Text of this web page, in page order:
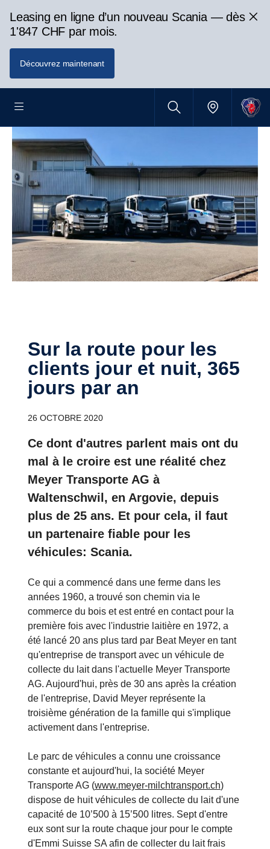
Leasing en ligne d’un nouveau Scania — dès
1'847 CHF par mois.
Découvrez maintenant
Sur la route pour les
clients jour et nuit, 365
jours par an
26 OCTOBRE 2020
Ce dont d'autres parlent mais ont du
mal à le croire est une réalité chez
Meyer Transporte AG à
Waltenschwil, en Argovie, depuis
plus de 25 ans. Et pour cela, il faut
un partenaire fiable pour les
véhicules: Scania.
Ce qui a commencé dans une ferme dans les
années 1960, a trouvé son chemin via le
commerce du bois et est entré en contact pour la
première fois avec l'industrie laitière en 1972, a
été lancé 20 ans plus tard par Beat Meyer en tant
qu'entreprise de transport avec un véhicule de
collecte du lait dans l'actuelle Meyer Transporte
AG. Aujourd'hui, près de 30 ans après la création
de l'entreprise, David Meyer représente la
troisième génération de la famille qui s'implique
activement dans l'entreprise.
Le parc de véhicules a connu une croissance
constante et aujourd'hui, la société Meyer
Transporte AG (www.meyer-milchtransport.ch)
dispose de huit véhicules de collecte du lait d'une
capacité de 10’500 à 15’500 litres. Sept d'entre
eux sont sur la route chaque jour pour le compte
d'Emmi Suisse SA afin de collecter du lait frais